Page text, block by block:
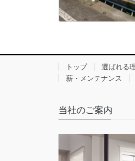
トップ 選ばれる
薪・メンテナンス
当社のご案内